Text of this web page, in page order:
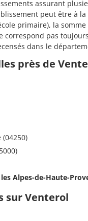
assurant
peut être à la
primaire), la somme
correspond pas
dans le
près de
(04250)
Alpes-de-Haute-
sur Venterol